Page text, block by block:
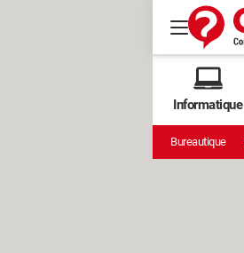
Informatique
Bureautique